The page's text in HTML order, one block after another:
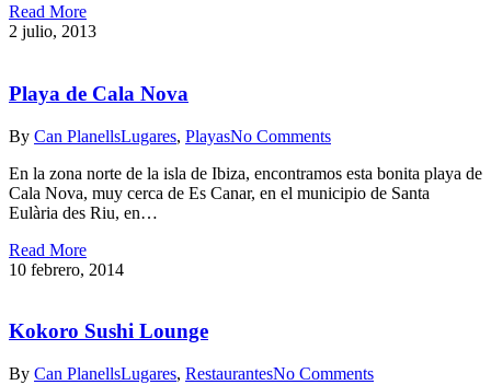
Read More
2 julio, 2013
Playa de Cala Nova
By Can PlanellsLugares, PlayasNo Comments
En la zona norte de la isla de Ibiza, encontramos esta bonita playa de
Cala Nova, muy cerca de Es Canar, en el municipio de Santa
Eulària des Riu, en…
Read More
10 febrero, 2014
Kokoro Sushi Lounge
By Can PlanellsLugares, RestaurantesNo Comments